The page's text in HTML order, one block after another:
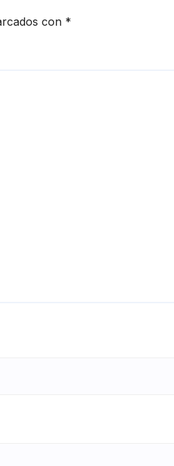
con *